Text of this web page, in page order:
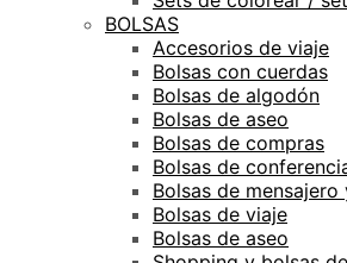
BOLSAS
Accesorios de viaje
Bolsas con cuerdas
Bolsas de algodón
Bolsas de aseo
Bolsas de compras
Bolsas de
Bolsas de
Bolsas de viaje
Bolsas de aseo